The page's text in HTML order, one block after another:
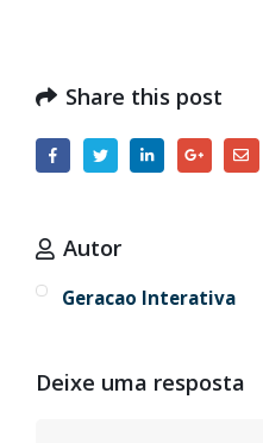
Share this post
Autor
Geracao Interativa
Deixe uma resposta